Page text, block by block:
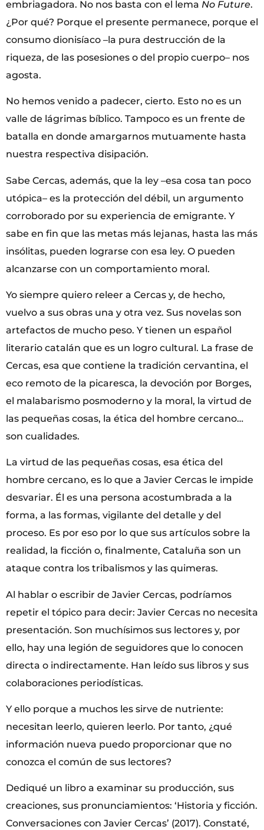
embriagadora. No nos basta con el lema No Future.
¿Por qué? Porque el presente permanece, porque el
consumo dionisíaco –la pura destrucción de la
riqueza, de las posesiones o del propio cuerpo– nos
agosta.
No hemos venido a padecer, cierto. Esto no es un
valle de lágrimas bíblico. Tampoco es un frente de
batalla en donde amargarnos mutuamente hasta
nuestra respectiva disipación.
Sabe Cercas, además, que la ley –esa cosa tan poco
utópica– es la protección del débil, un argumento
corroborado por su experiencia de emigrante. Y
sabe en fin que las metas más lejanas, hasta las más
insólitas, pueden lograrse con esa ley. O pueden
alcanzarse con un comportamiento moral.
Yo siempre quiero releer a Cercas y, de hecho,
vuelvo a sus obras una y otra vez. Sus novelas son
artefactos de mucho peso. Y tienen un español
literario catalán que es un logro cultural. La frase de
Cercas, esa que contiene la tradición cervantina, el
eco remoto de la picaresca, la devoción por Borges,
el malabarismo posmoderno y la moral, la virtud de
las pequeñas cosas, la ética del hombre cercano…
son cualidades.
La virtud de las pequeñas cosas, esa ética del
hombre cercano, es lo que a Javier Cercas le impide
desvariar. Él es una persona acostumbrada a la
forma, a las formas, vigilante del detalle y del
proceso. Es por eso por lo que sus artículos sobre la
realidad, la ficción o, finalmente, Cataluña son un
ataque contra los tribalismos y las quimeras.
Al hablar o escribir de Javier Cercas, podríamos
repetir el tópico para decir: Javier Cercas no necesita
presentación. Son muchísimos sus lectores y, por
ello, hay una legión de seguidores que lo conocen
directa o indirectamente. Han leído sus libros y sus
colaboraciones periodísticas.
Y ello porque a muchos les sirve de nutriente:
necesitan leerlo, quieren leerlo. Por tanto, ¿qué
información nueva puedo proporcionar que no
conozca el común de sus lectores?
Dediqué un libro a examinar su producción, sus
creaciones, sus pronunciamientos: ‘Historia y ficción.
Conversaciones con Javier Cercas’ (2017). Constaté,